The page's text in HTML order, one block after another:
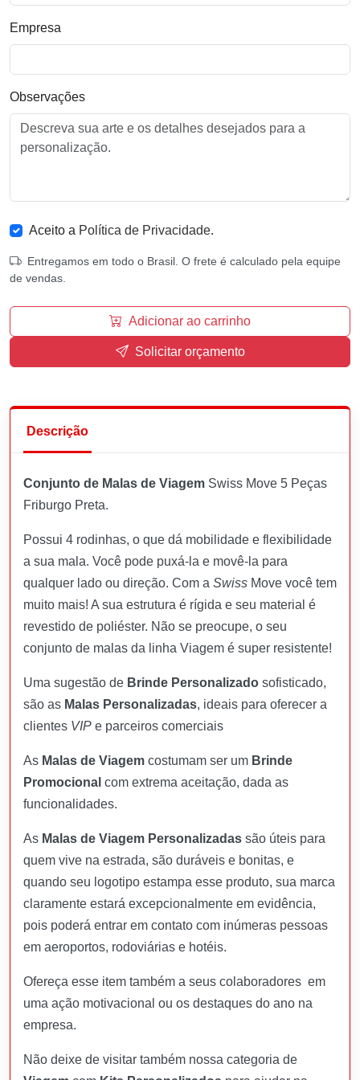
Empresa
Observações
Aceito a Política de Privacidade.
Entregamos em todo o Brasil. O frete é calculado pela equipe
de vendas.
Adicionar ao carrinho
Solicitar orçamento
Descrição
Conjunto de Malas de Viagem Swiss Move 5 Peças
Friburgo Preta.
Possui 4 rodinhas, o que dá mobilidade e flexibilidade
a sua mala. Você pode puxá-la e movê-la para
qualquer lado ou direção. Com a Swiss Move você tem
muito mais! A sua estrutura é rígida e seu material é
revestido de poliéster. Não se preocupe, o seu
conjunto de malas da linha Viagem é super resistente!
Uma sugestão de Brinde Personalizado sofisticado,
são as Malas Personalizadas, ideais para oferecer a
clientes VIP e parceiros comerciais
As Malas de Viagem costumam ser um Brinde
Promocional com extrema aceitação, dada as
funcionalidades.
As Malas de Viagem Personalizadas são úteis para
quem vive na estrada, são duráveis e bonitas, e
quando seu logotipo estampa esse produto, sua marca
claramente estará excepcionalmente em evidência,
pois poderá entrar em contato com inúmeras pessoas
em aeroportos, rodoviárias e hotéis.
Ofereça esse item também a seus colaboradores em
uma ação motivacional ou os destaques do ano na
empresa.
Não deixe de visitar também nossa categoria de